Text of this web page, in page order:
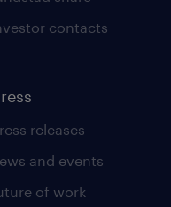
contacts
releases
and events
of work